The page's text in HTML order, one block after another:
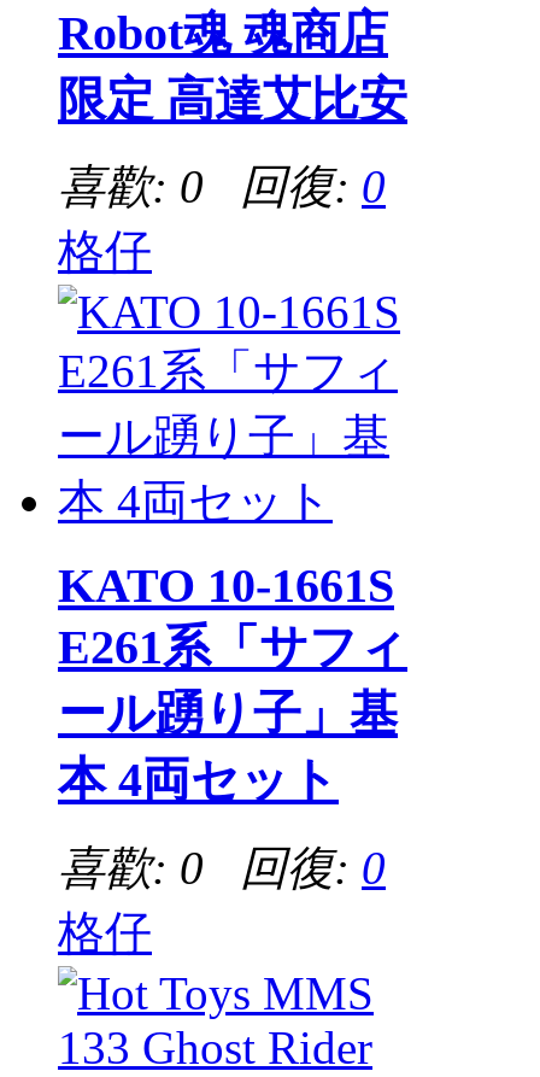
Robot魂 魂商店
限定 高達艾比安
喜歡: 0 回復: 0
格仔
KATO 10-1661S
E261系「サフィ
ール踴り子」基
本 4両セット
喜歡: 0 回復: 0
格仔